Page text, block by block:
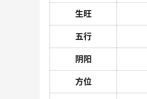
生旺
五行
阴阳
方位